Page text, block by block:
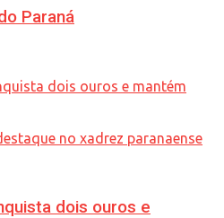
Paraná
dois ouros e